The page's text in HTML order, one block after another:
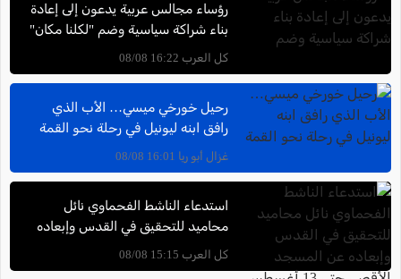
رؤساء مجالس عربية يدعون إلى إعادة
بناء شراكة سياسية وضم "لكلنا مكان"
إلى المشتركة
كل العرب 16:22 08/08
رحيل خورخي ميسي… الأب الذي
رافق ابنه ليونيل في رحلة نحو القمة
غزال أبو ريا 16:01 08/08
استدعاء الناشط الفحماوي نائل
محاميد للتحقيق في القدس وإبعاده
أغسطس
كل العرب 15:15 08/08